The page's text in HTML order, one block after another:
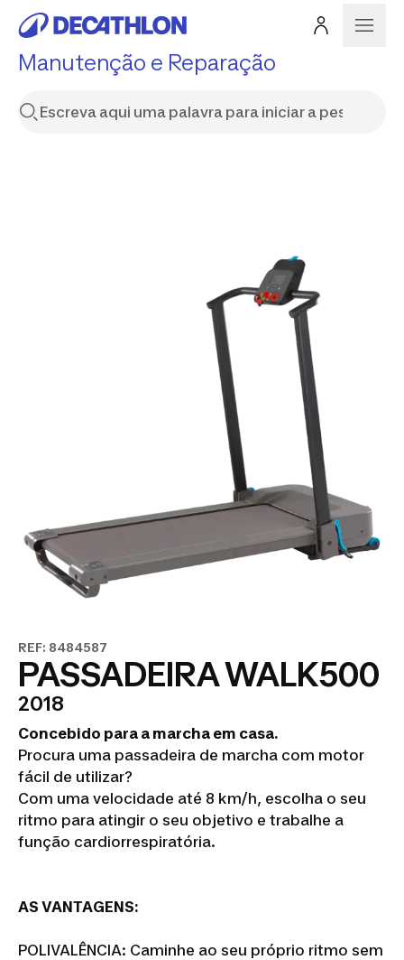
Manutenção e Reparação
REF: 8484587
PASSADEIRA WALK500
2018
Concebido para a marcha em casa.
Procura uma passadeira de marcha com motor
fácil de utilizar?
Com uma velocidade até 8 km/h, escolha o seu
ritmo para atingir o seu objetivo e trabalhe a
função cardiorrespiratória.
AS VANTAGENS:
POLIVALÊNCIA: Caminhe ao seu próprio ritmo sem